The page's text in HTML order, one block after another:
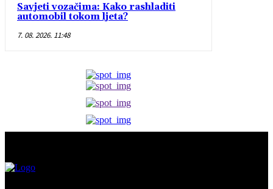
Savjeti vozačima: Kako rashladiti
automobil tokom ljeta?
7. 08. 2026. 11:48